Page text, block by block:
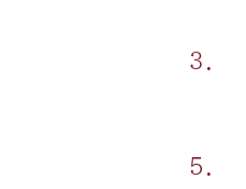
3.
5.